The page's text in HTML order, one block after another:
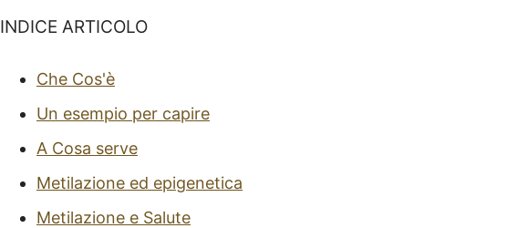
INDICE ARTICOLO
Che Cos'è
Un esempio per capire
A Cosa serve
Metilazione ed epigenetica
Metilazione e Salute